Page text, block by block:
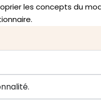
les concepts du